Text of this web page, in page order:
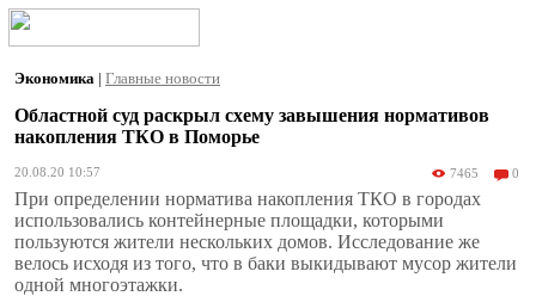
Экономика | Главные новости
Областной суд раскрыл схему завышения нормативов
накопления ТКО в Поморье
20.08.20 10:57 7465 0
При определении норматива накопления ТКО в городах
использовались контейнерные площадки, которыми
пользуются жители нескольких домов. Исследование же
велось исходя из того, что в баки выкидывают мусор жители
одной многоэтажки.